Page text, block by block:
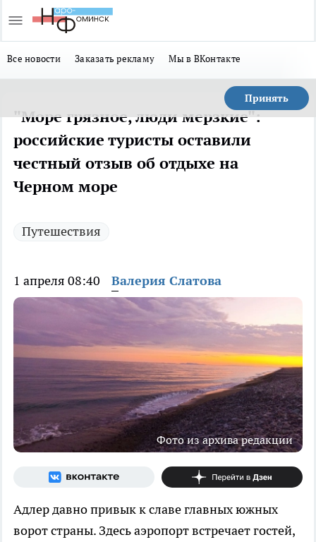
Все новости Заказать рекламу Мы в ВКонтакте
Принять
"Море грязное, люди мерзкие":
российские туристы оставили
честный отзыв об отдыхе на
Черном море
Путешествия
1 апреля 08:40 Валерия Слатова
Фото из архива редакции
Адлер давно привык к славе главных южных
ворот страны. Здесь аэропорт встречает гостей,